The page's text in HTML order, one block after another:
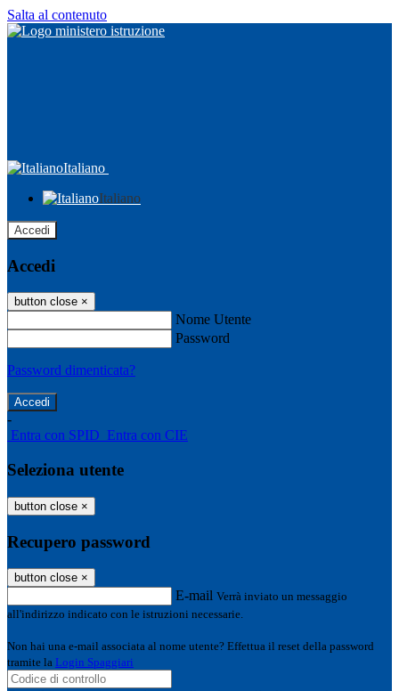
Salta al contenuto
Italiano
Italiano
Accedi
Accedi
button close ×
Nome Utente
Password
Password dimenticata?
-
Entra con SPID Entra con CIE
Seleziona utente
button close ×
Recupero password
button close ×
E-mail Verrà inviato un messaggio
all'indirizzo indicato con le istruzioni necessarie.
Non hai una e-mail associata al nome utente? Effettua il reset della password
tramite la Login Spaggiari